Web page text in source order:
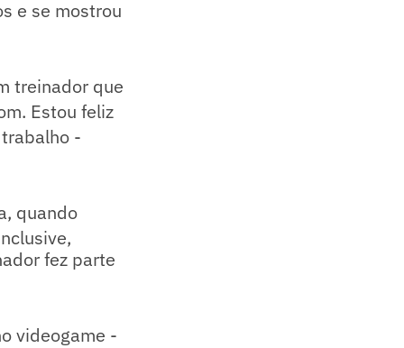
e se mostrou
treinador que
Estou feliz
-
quando
fez parte
videogame -